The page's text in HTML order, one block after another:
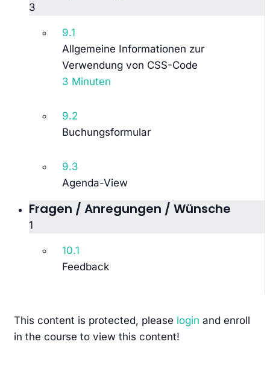
3
9.1
Allgemeine Informationen zur
Verwendung von CSS-Code
3 Minuten
9.2
Buchungsformular
9.3
Agenda-View
Fragen / Anregungen / Wünsche
1
10.1
Feedback
This content is protected, please login and enroll
in the course to view this content!